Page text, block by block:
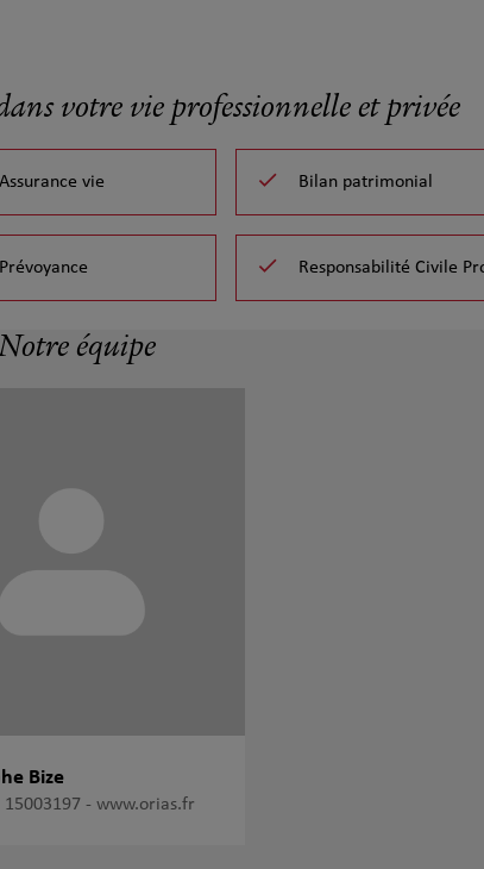
votre vie professionnelle et privée
Assurance vie Bilan patrimonial
Prévoyance Responsabilité Civile
équipe
Bize
15003197 - www.orias.fr